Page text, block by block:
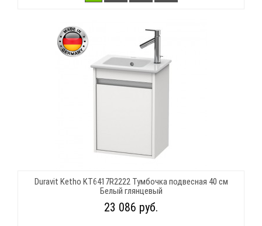
Duravit Ketho KT6417R2222 Тумбочка подвесная 40 см
Белый глянцевый
23 086 руб.